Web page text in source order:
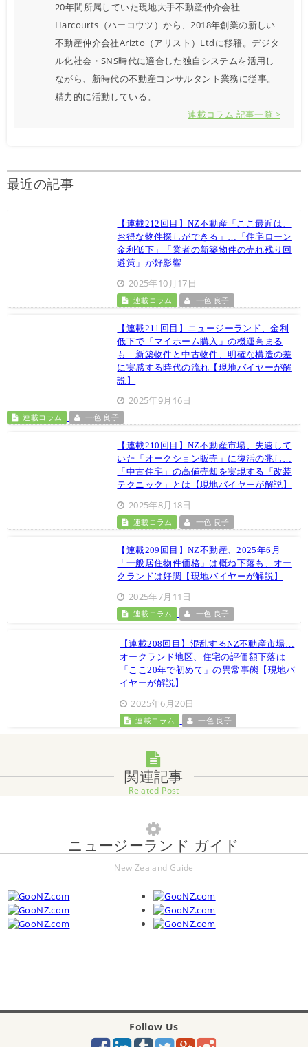
20年間所属していた現地大手不動産仲介会社
Harcourts（ハーコウツ）から、2018年創業の新しい
不動産仲介会社Arizto（アリスト）Ltdに移籍。デジタ
ル化社会・SNS時代に適合した独自システムを活用し
ながら、新時代の不動産コンサルタント業務に従事。
精力的に活動している。
連載コラム 記事一覧 >
最近の記事
【連載212回目】NZ不動産「ここ最近は、
お得な物件探しができる」…「住宅ローン
金利低下」「業者の新築物件の売れ残り回
避策」が好影響
2025年10月17日
連載コラム 一色 良子
【連載211回目】ニュージーランド、金利
低下で「マイホーム購入」の機運高まる
も…新築物件と中古物件、明確な構造の差
に実感する時代の流れ【現地バイヤーが解
説】
2025年9月16日
連載コラム 一色 良子
【連載210回目】NZ不動産市場、失速して
いた「オークション販売」に復活の兆し…
「中古住宅」の高値売却を実現する「改装
テクニック」とは【現地バイヤーが解説】
2025年8月18日
連載コラム 一色 良子
【連載209回目】NZ不動産、2025年6月
「一般居住物件価格」は概ね下落も、オー
クランドは好調【現地バイヤーが解説】
2025年7月11日
連載コラム 一色 良子
【連載208回目】混乱するNZ不動産市場…
オークランド地区、住宅の評価額下落は
「ここ20年で初めて」の異常事態【現地バ
イヤーが解説】
2025年6月20日
連載コラム 一色 良子
関連記事
Related Post
ニュージーランド ガイド
New Zealand Guide
Follow Us